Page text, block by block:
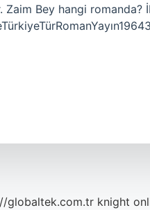
Bey hangi romanda?
globaltek.com.tr knight